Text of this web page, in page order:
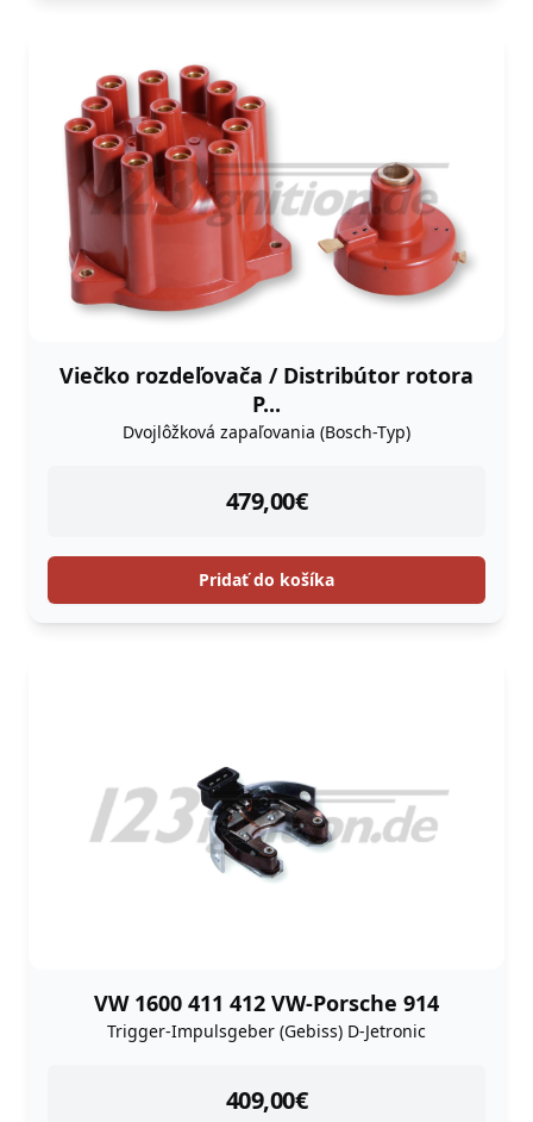
Viečko rozdeľovača / Distribútor rotora
P...
Dvojlôžková zapaľovania (Bosch-Typ)
479,00€
instock
Pridať do košíka
VW 1600 411 412 VW-Porsche 914
Trigger-Impulsgeber (Gebiss) D-Jetronic
409,00€
instock